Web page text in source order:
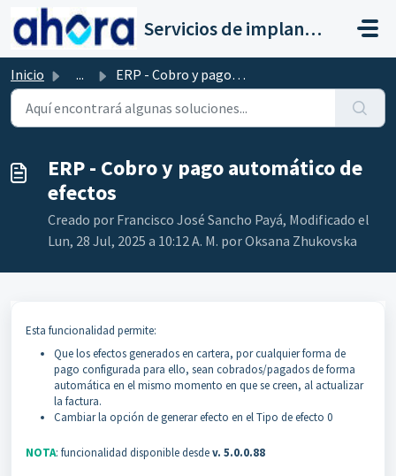
Saltar al contenido principal
Servicios de implantación a clientes de Ahora
Inicio ... ERP - Cobro y pago automático de efectos
ERP - Cobro y pago automático de
efectos
Creado por Francisco José Sancho Payá, Modificado el
Lun, 28 Jul, 2025 a 10:12 A. M. por Oksana Zhukovska
Esta funcionalidad permite:
Que los efectos generados en cartera, por cualquier forma de
pago configurada para ello, sean cobrados/pagados de forma
automática en el mismo momento en que se creen, al actualizar
la factura.
Cambiar la opción de generar efecto en el Tipo de efecto 0
NOTA: funcionalidad disponible desdev. 5.0.0.88